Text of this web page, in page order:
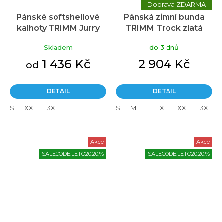
Pánské softshellové
kalhoty TRIMM Jurry
Skladem
od 1 436 Kč
DETAIL
S XXL 3XL
ZDARMA
Pánská zimní bunda
TRIMM Trock zlatá
do 3 dnů
2 904 Kč
DETAIL
S M L XL XXL 3XL
Akce
SALECODE:LETO20:20:%
Akce
SALECODE:LETO20:20:%